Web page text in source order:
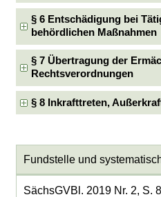
§ 6 Entschädigung bei
behördlichen Maßnahmen
§ 7 Übertragung der
Rechtsverordnungen
§ 8 Inkrafttreten,
Fundstelle und
SächsGVBl. 2019 Nr. 2, S.